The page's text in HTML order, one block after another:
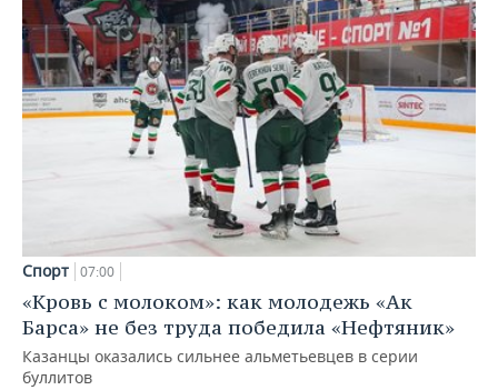
Спорт 07:00
«Кровь с молоком»: как молодежь «Ак
Барса» не без труда победила «Нефтяник»
Казанцы оказались сильнее альметьевцев в серии
буллитов